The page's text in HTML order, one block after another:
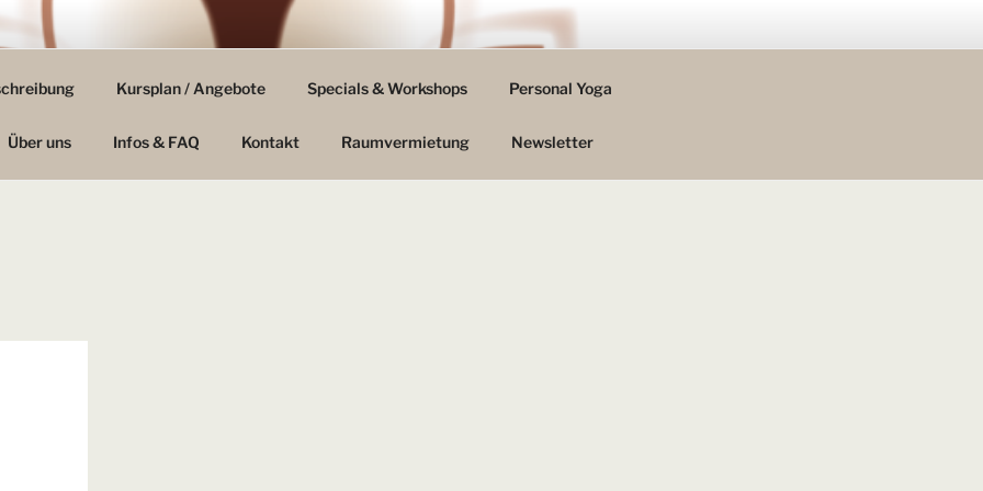
FILDERSTADT
Kursplan / Angebote Specials & Workshops Personal Yoga
Über uns Infos & FAQ Kontakt Raumvermietung Newsletter